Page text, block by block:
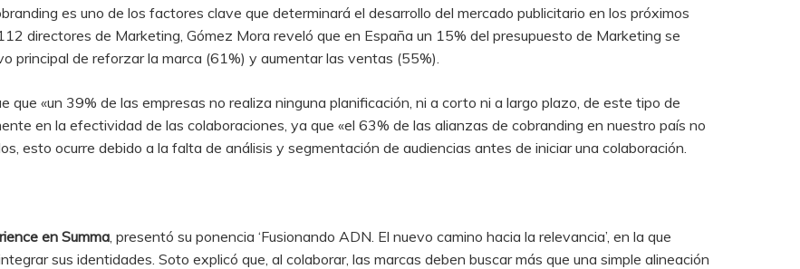
es uno de los factores clave que determinará el desarrollo del mercado publicitario en los próximos
directores de Marketing, Gómez Mora reveló que en España un 15% del presupuesto de Marketing se
principal de reforzar la marca (61%) y aumentar las ventas (55%).
que «un 39% de las empresas no realiza ninguna planificación, ni a corto ni a largo plazo, de este tipo de
en la efectividad de las colaboraciones, ya que «el 63% de las alianzas de cobranding en nuestro país no
esto ocurre debido a la falta de análisis y segmentación de audiencias antes de iniciar una colaboración.
en Summa, presentó su ponencia ‘Fusionando ADN. El nuevo camino hacia la relevancia’, en la que
sus identidades. Soto explicó que, al colaborar, las marcas deben buscar más que una simple alineación